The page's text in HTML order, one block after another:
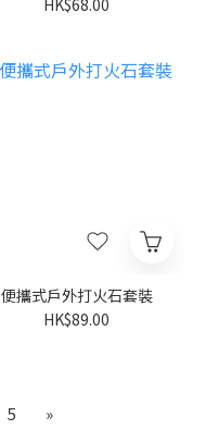
HK$68.00
便攜式戶外打火石套裝
HK$89.00
5 »